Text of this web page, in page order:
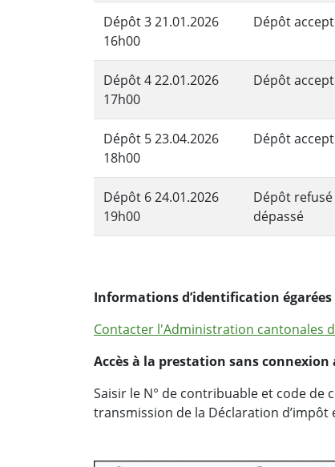
Dépôt 3 21.01.2026
16h00
Dépôt
Dépôt 4 22.01.2026
17h00
Dépôt
Dépôt 5 23.04.2026
18h00
Dépôt
Dépôt 6 24.01.2026
19h00
Dépôt
dépassé
Informations d’identification égarées
Contacter l'Administration cantonales
Accès à la prestation sans connexion
Saisir le N° de contribuable et code de
transmission de la Déclaration